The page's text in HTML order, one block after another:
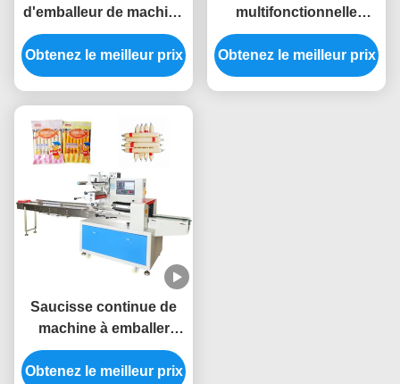
d'emballeur de machine
de conditionnement
d'oreiller du biscuit
220v
Obtenez le meilleur prix
multifonctionnelle
végétale automatique
de paquet d'oreiller de
machine d'emballage
Obtenez le meilleur prix
Saucisse continue de
machine à emballer
d'écoulement de la
machine 2.5KW de
Obtenez le meilleur prix